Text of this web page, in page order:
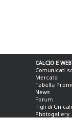
CALCIO E WEB
Comunicati
Mercato
Tabella
News
Forum
Figli di Un
Photogallery